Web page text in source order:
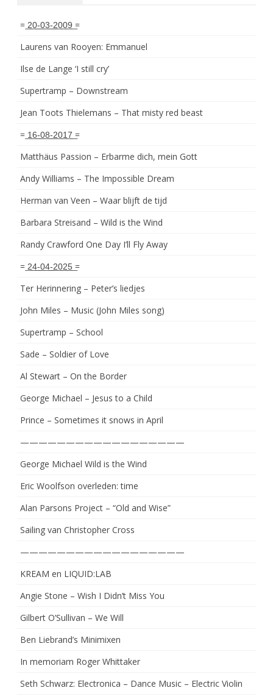
= ͟2͟0͟-͟0͟3͟-͟2͟0͟0͟9͟ =
Laurens van Rooyen: Emmanuel
Ilse de Lange ‘I still cry’
Supertramp – Downstream
Jean Toots Thielemans – That misty red beast
= ͟1͟6͟-͟0͟8͟-͟2͟0͟1͟7͟ =
Matthäus Passion – Erbarme dich, mein Gott
Andy Williams – The Impossible Dream
Herman van Veen – Waar blijft de tijd
Barbara Streisand – Wild is the Wind
Randy Crawford One Day I’ll Fly Away
= ͟2͟4͟-͟0͟4͟-͟2͟0͟2͟5͟ =
Ter Herinnering – Peter’s liedjes
John Miles – Music (John Miles song)
Supertramp – School
Sade – Soldier of Love
Al Stewart – On the Border
George Michael – Jesus to a Child
Prince – Sometimes it snows in April
——————————————————
George Michael Wild is the Wind
Eric Woolfson overleden: time
Alan Parsons Project – “Old and Wise”
Sailing van Christopher Cross
——————————————————
KREAM en LIQUID:LAB
Angie Stone – Wish I Didn’t Miss You
Gilbert O’Sullivan – We Will
Ben Liebrand’s Minimixen
In memoriam Roger Whittaker
Seth Schwarz: Electronica – Dance Music – Electric Violin